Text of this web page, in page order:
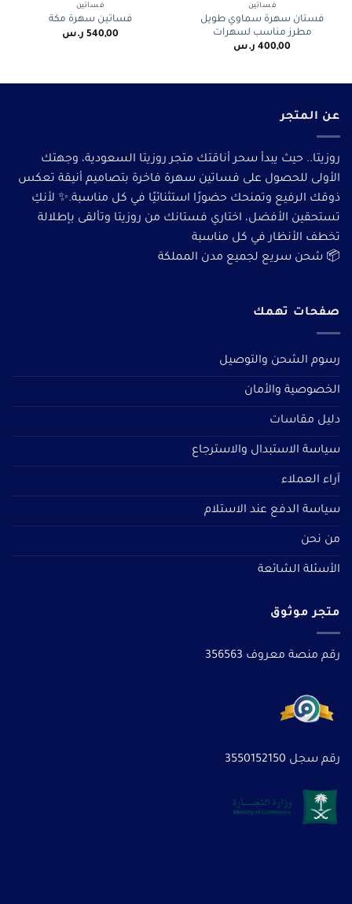
فساتين
فستان سهرة سماوي طويل
مطرز مناسب لسهرات
400,00 ر.س
فساتين
فساتين سهرة مكة
540,00 ر.س
عن المتجر
روزيتا.. حيث يبدأ سحر أناقتك متجر روزيتا السعودية، وجهتك
الأولى للحصول على فساتين سهرة فاخرة بتصاميم أنيقة تعكس
ذوقك الرفيع وتمنحك حضورًا استثنائيًا في كل مناسبة.✨ لأنكِ
تستحقين الأفضل، اختاري فستانك من روزيتا وتألقى بإطلالة
تخطف الأنظار في كل مناسبة
📦 شحن سريع لجميع مدن المملكة
صفحات تهمك
رسوم الشحن والتوصيل
الخصوصية والأمان
دليل مقاسات
سياسة الاستبدال والاسترجاع
آراء العملاء
سياسة الدفع عند الاستلام
من نحن
الأسئلة الشائعة
متجر موثوق
رقم منصة معروف 356563
رقم سجل 3550152150